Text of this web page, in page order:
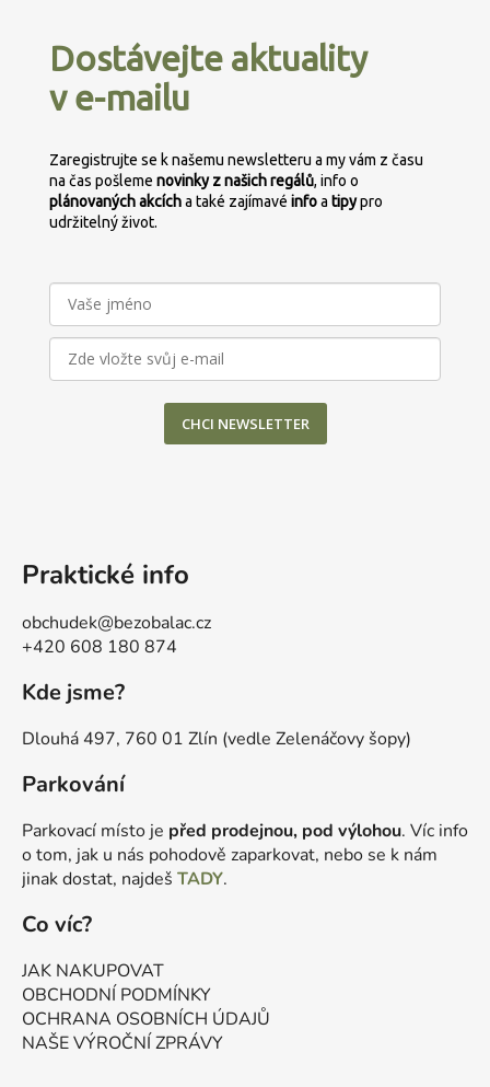
Dostávejte aktuality
v e-mailu
Zaregistrujte se k našemu newsletteru a my vám z času
na čas pošleme novinky z našich regálů, info o
plánovanýchakcícha také zajímavé infoa tipypro
udržitelný život.
CHCI NEWSLETTER
Praktické info
obchudek@bezobalac.cz
+420 608 180 874
Kde jsme?
Dlouhá 497, 760 01 Zlín (vedle Zelenáčovy šopy)
Parkování
Parkovací místo je před prodejnou, pod výlohou. Víc info
o tom, jak u nás pohodově zaparkovat, nebo se k nám
jinak dostat, najdeš TADY.
Co víc?
JAK NAKUPOVAT
OBCHODNÍ PODMÍNKY
OCHRANA OSOBNÍCH ÚDAJŮ
NAŠE VÝROČNÍ ZPRÁVY